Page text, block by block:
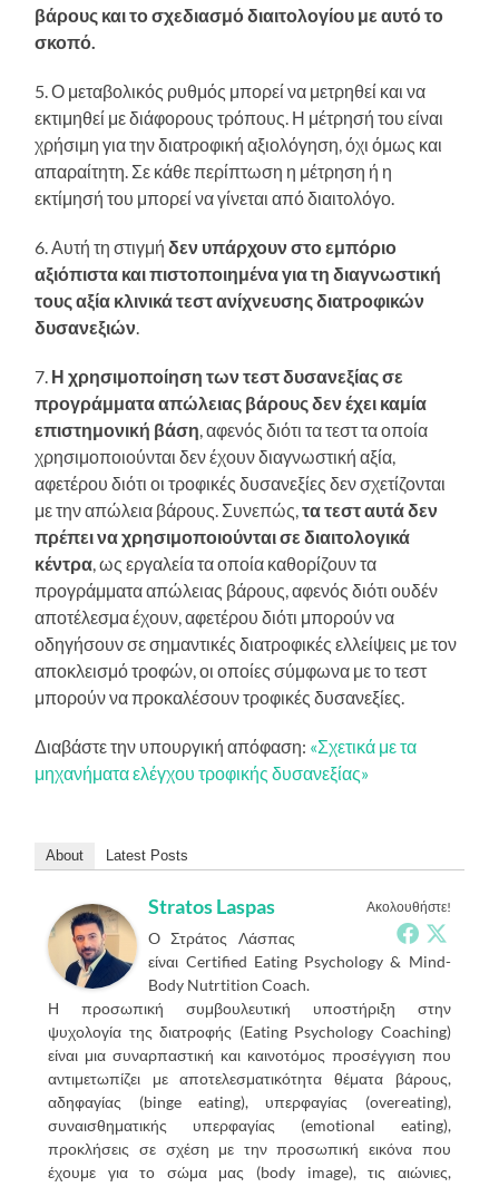
βάρους και το σχεδιασμό διαιτολογίου με αυτό το
σκοπό.
5. Ο μεταβολικός ρυθμός μπορεί να μετρηθεί και να
εκτιμηθεί με διάφορους τρόπους. Η μέτρησή του είναι
χρήσιμη για την διατροφική αξιολόγηση, όχι όμως και
απαραίτητη. Σε κάθε περίπτωση η μέτρηση ή η
εκτίμησή του μπορεί να γίνεται από διαιτολόγο.
6. Αυτή τη στιγμήδεν υπάρχουν στο εμπόριο
αξιόπιστα και πιστοποιημένα για τη διαγνωστική
τους αξία κλινικά τεστ ανίχνευσης διατροφικών
δυσανεξιών.
7. Η χρησιμοποίηση των τεστ δυσανεξίας σε
προγράμματα απώλειας βάρους δεν έχει καμία
επιστημονική βάση, αφενός διότι τα τεστ τα οποία
χρησιμοποιούνται δεν έχουν διαγνωστική αξία,
αφετέρου διότι οι τροφικές δυσανεξίες δεν σχετίζονται
με την απώλεια βάρους. Συνεπώς,τα τεστ αυτά δεν
πρέπει να χρησιμοποιούνται σε διαιτολογικά
κέντρα, ως εργαλεία τα οποία καθορίζουν τα
προγράμματα απώλειας βάρους, αφενός διότι ουδέν
αποτέλεσμα έχουν, αφετέρου διότι μπορούν να
οδηγήσουν σε σημαντικές διατροφικές ελλείψεις με τον
αποκλεισμό τροφών, οι οποίες σύμφωνα με το τεστ
μπορούν να προκαλέσουν τροφικές δυσανεξίες.
Διαβάστε την υπουργική απόφαση: «Σχετικά με τα
μηχανήματα ελέγχου τροφικής δυσανεξίας»
About Latest Posts
Ακολουθήστε!
Stratos Laspas
O Στράτος Λάσπας
είναι Certified Eating Psychology & Mind-
Body Nutrtition Coach.
Η προσωπική συμβουλευτική υποστήριξη στην
ψυχολογία της διατροφής (Eating Psychology Coaching)
είναι μια συναρπαστική και καινοτόμος προσέγγιση που
αντιμετωπίζει με αποτελεσματικότητα θέματα βάρους,
αδηφαγίας (binge eating), υπερφαγίας (overeating),
συναισθηματικής υπερφαγίας (emotional eating),
προκλήσεις σε σχέση με την προσωπική εικόνα που
έχουμε για το σώμα μας (body image), τις αιώνιες,